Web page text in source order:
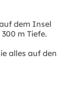
dem Insel
m Tiefe.
alles auf den